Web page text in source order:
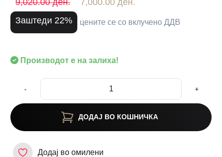
Заштеди 22%
цените се со вклучено ДДВ
Производот е на залиха!
- +
ДОДАЈ ВО КОШНИЧКА
Додај во омилени